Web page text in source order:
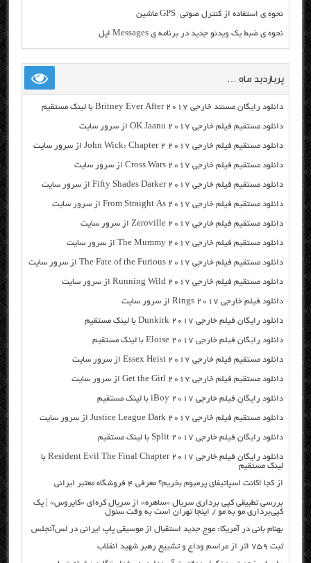
نحوه ی استفاده از کنترل صوتی GPS ماشین
نحوه ی ضبط یک ویدئو جدید در برنامه ی Messages اپل
پربازدید ماه …
دانلود رایگان مسنتد خارجی Britney Ever After 2017 با لینک مستقیم
دانلود مستقیم فیلم خارجی OK Jaanu 2017 از سرور سایت
دانلود مستقیم فیلم خارجی John Wick: Chapter 2 2017 از سرور سایت
دانلود مستقیم فیلم خارجی Cross Wars 2017 از سرور سایت
دانلود مستقیم فیلم خارجی Fifty Shades Darker 2017 از سرور سایت
دانلود مستقیم فیلم خارجی From Straight As 2017 از سرور سایت
دانلود مستقیم فیلم خارجی Zeroville 2017 از سرور سایت
دانلود مستقیم فیلم خارجی The Mummy 2017 از سرور سایت
دانلود مستقیم فیلم خارجی The Fate of the Furious 2017 از سرور سایت
دانلود مستقیم فیلم خارجی Running Wild 2017 از سرور سایت
دانلود فیلم خارجی Rings 2017 از سرور سایت
دانلود رایگان فیلم خارجی Dunkirk 2017 با لینک مستقیم
دانلود رایگان فیلم خارجی Eloise 2017 با لینک مستقیم
دانلود مستقیم فیلم خارجی Essex Heist 2017 از سرور سایت
دانلود مستقیم فیلم خارجی Get the Girl 2017 از سرور سایت
دانلود رایگان فیلم خارجی iBoy 2017 با لینک مستقیم
دانلود مستقیم فیلم خارجی Justice League Dark 2017 از سرور سایت
دانلود رایگان فیلم خارجی Split 2017 با لینک مستقیم
دانلود رایگان فیلم خارجی Resident Evil The Final Chapter 2017 با
لینک مستقیم
از کجا اکانت اسپاتیفای پرمیوم بخریم؟ معرفی ۴ فروشگاه معتبر ایرانی
بررسی تطبیقی کپی برداری سریال «ساهره» از سریال کره‌ای «کایروس» | یک
کپی‌برداری مو به مو / اینجا تهران است به وقت سئول
بهنام بانی در آمریکا: موج جدید استقبال از موسیقی پاپ ایرانی در لس‌آنجلس
ثبت ۷۵۹ اثر از مراسم وداع و تشییع رهبر شهید انقلاب